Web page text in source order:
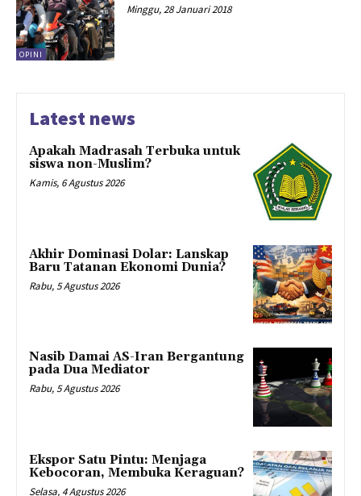
OPINI
Minggu, 28 Januari 2018
Latest news
Apakah Madrasah Terbuka untuk
siswa non-Muslim?
Kamis, 6 Agustus 2026
Akhir Dominasi Dolar: Lanskap
Baru Tatanan Ekonomi Dunia?
Rabu, 5 Agustus 2026
Nasib Damai AS-Iran Bergantung
pada Dua Mediator
Rabu, 5 Agustus 2026
Ekspor Satu Pintu: Menjaga
Kebocoran, Membuka Keraguan?
Selasa, 4 Agustus 2026